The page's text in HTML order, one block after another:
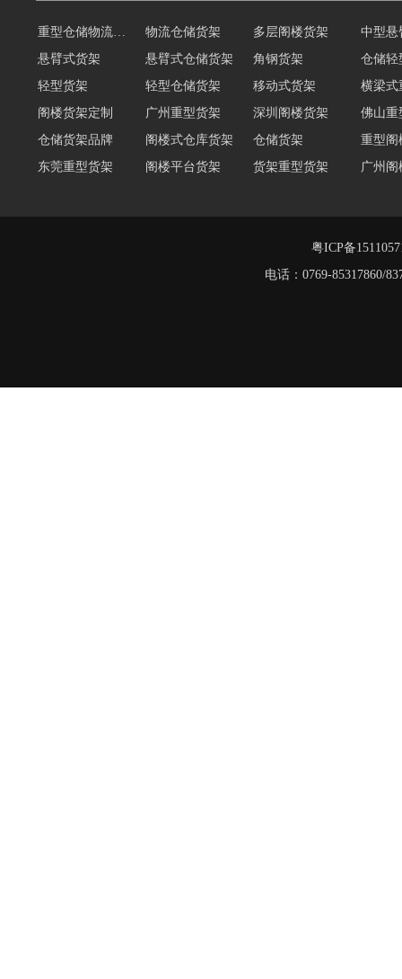
悬臂式货架
悬臂式仓储货架 角钢货架
仓储
轻型货架
轻型仓储货架 移动式货架
横梁
阁楼货架定制
广州重型货架 深圳阁楼货架
佛山
仓储货架品牌
阁楼式仓库货架 仓储货架
重型
东莞重型货架
阁楼平台货架 货架重型货架
广州阁
工字钢阁楼货架
窄巷式托盘货架 重型仓储货架
轻量型
粤ICP备
电话：0769-85317860/